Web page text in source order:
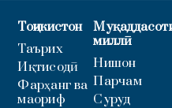
Тоҷикистон
Таърих
Иқтисодӣ
Фарҳанг ва
маориф
миллӣ
Нишон
Парчам
Суруд